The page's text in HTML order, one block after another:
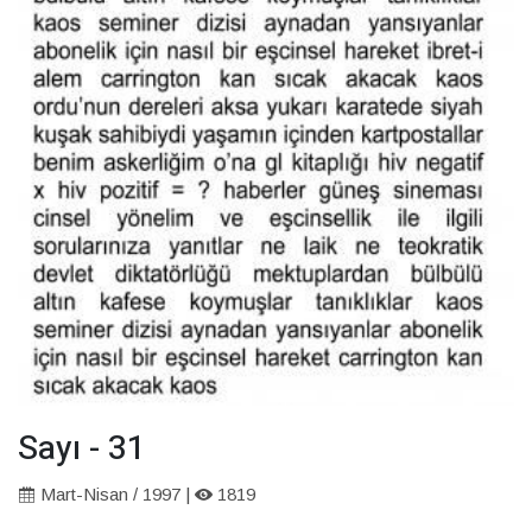
Sayı - 31
Mart-Nisan / 1997 | 1819